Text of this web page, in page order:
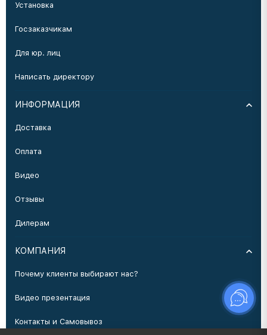
Установка
Госзаказчикам
Для юр. лиц
Написать директору
ИНФОРМАЦИЯ
Доставка
Оплата
Видео
Отзывы
Дилерам
КОМПАНИЯ
Почему клиенты выбирают нас?
Видео презентация
Контакты и Самовывоз